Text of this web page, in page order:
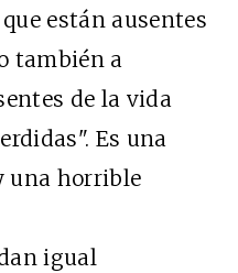
están ausentes
también a
de la vida
Es una
una horrible
igual